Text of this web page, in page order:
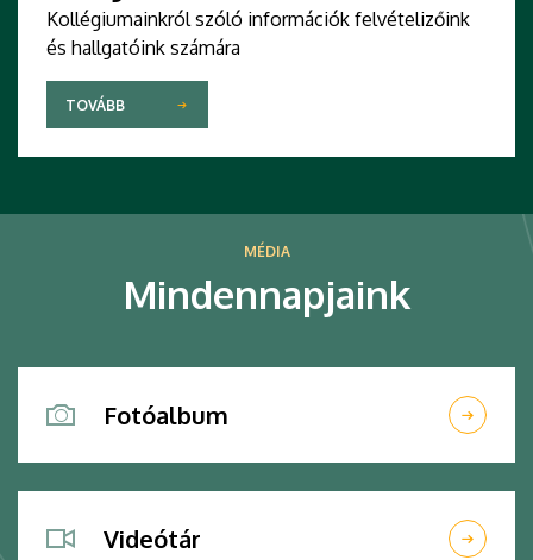
Kollégiumainkról szóló információk felvételizőink
és hallgatóink számára
TOVÁBB
MÉDIA
Mindennapjaink
Fotóalbum
Videótár